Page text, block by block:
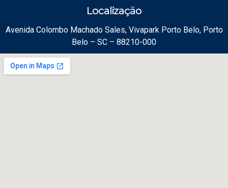
Localização
Avenida Colombo Machado Sales, Vivapark Porto Belo, Porto
Belo – SC – 88210-000